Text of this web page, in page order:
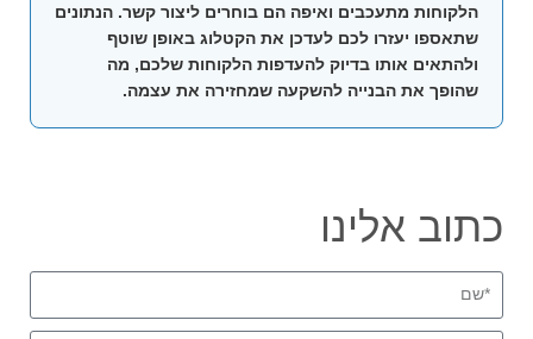
הלקוחות מתעכבים ואיפה הם בוחרים ליצור קשר. הנתונים
שתאספו יעזרו לכם לעדכן את הקטלוג באופן שוטף
ולהתאים אותו בדיוק להעדפות הלקוחות שלכם, מה
שהופך את הבנייה להשקעה שמחזירה את עצמה.
כתוב אלינו